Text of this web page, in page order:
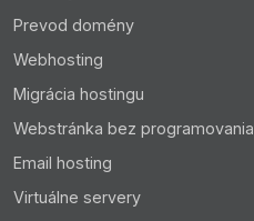
Prevod domény
Webhosting
Migrácia hostingu
Webstránka bez programovania
Email hosting
Virtuálne servery